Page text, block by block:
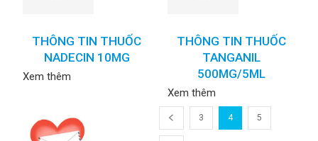
THÔNG TIN THUỐC
NADECIN 10MG
Xem thêm
THÔNG TIN THUỐC
TANGANIL
500MG/5ML
Xem thêm
3 4 5